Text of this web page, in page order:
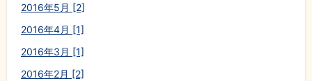
2016年5月 [2]
2016年4月 [1]
2016年3月 [1]
2016年2月 [2]